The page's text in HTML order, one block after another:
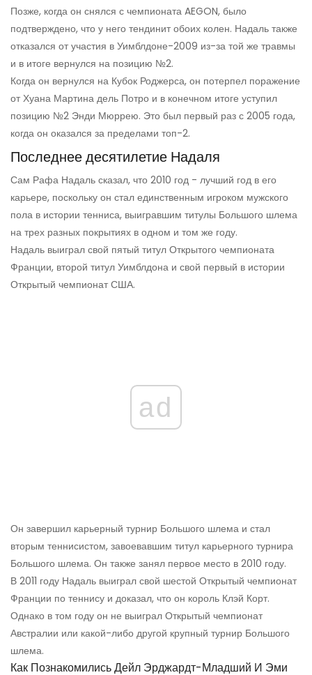
Позже, когда он снялся с чемпионата AEGON, было
подтверждено, что у него тендинит обоих колен. Надаль также
отказался от участия в Уимблдоне-2009 из-за той же травмы
и в итоге вернулся на позицию №2.
Когда он вернулся на Кубок Роджерса, он потерпел поражение
от Хуана Мартина дель Потро и в конечном итоге уступил
позицию №2 Энди Мюррею. Это был первый раз с 2005 года,
когда он оказался за пределами топ-2.
Последнее десятилетие Надаля
Сам Рафа Надаль сказал, что 2010 год - лучший год в его
карьере, поскольку он стал единственным игроком мужского
пола в истории тенниса, выигравшим титулы Большого шлема
на трех разных покрытиях в одном и том же году.
Надаль выиграл свой пятый титул Открытого чемпионата
Франции, второй титул Уимблдона и свой первый в истории
Открытый чемпионат США.
ad
Он завершил карьерный турнир Большого шлема и стал
вторым теннисистом, завоевавшим титул карьерного турнира
Большого шлема. Он также занял первое место в 2010 году.
В 2011 году Надаль выиграл свой шестой Открытый чемпионат
Франции по теннису и доказал, что он король Клэй Корт.
Однако в том году он не выиграл Открытый чемпионат
Австралии или какой-либо другой крупный турнир Большого
шлема.
Как Познакомились Дейл Эрджардт-Младший И Эми